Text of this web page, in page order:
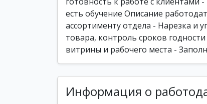
есть обучение Описание
ассортименту отдела - Нарезка и
товара, контроль сроков
витрины и рабочего места -
Информация о